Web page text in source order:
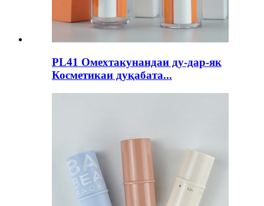
PL41 Омехтакунандаи ду-дар-як
Косметикаи дуқабата...